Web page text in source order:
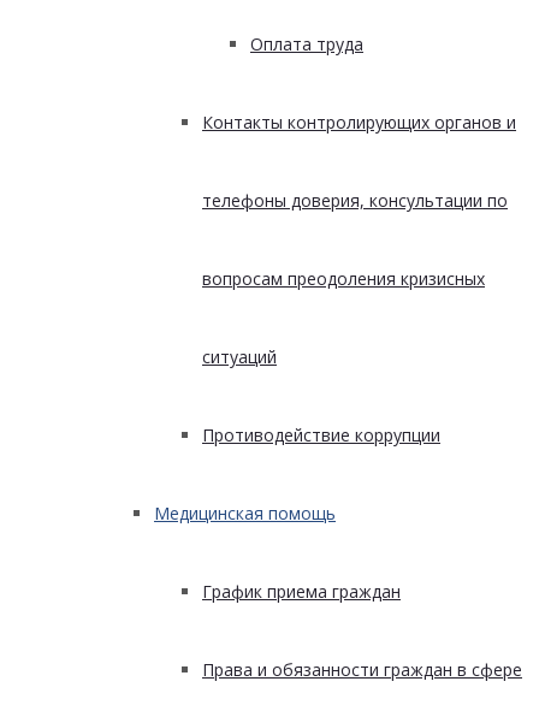
Оплата труда
Контакты контролирующих органов и
телефоны доверия, консультации по
вопросам преодоления кризисных
ситуаций
Противодействие коррупции
Медицинская помощь
График приема граждан
Права и обязанности граждан в сфере